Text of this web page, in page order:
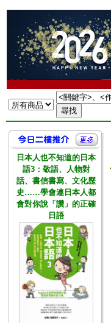
日本人也不知道的日本
語3：敬語、人物對
話、書信書寫、文化歷
史……學會連日本人都
會對你說「讚」的正確
日語